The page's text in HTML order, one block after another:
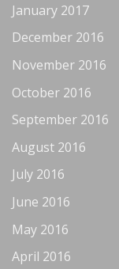
January 2017
December 2016
November 2016
October 2016
September 2016
August 2016
July 2016
June 2016
May 2016
April 2016